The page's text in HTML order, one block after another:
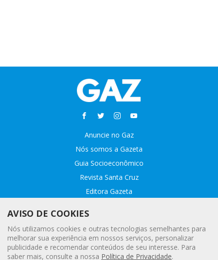
Anuncie no Gaz
Nós somos a Gazeta
Guia Socioeconômico
Revista Santa Cruz
Editora Gazeta
Fale conosco
Webmail
Assinatura Premiada
AVISO DE COOKIES
Nós utilizamos cookies e outras tecnologias semelhantes para
melhorar sua experiência em nossos serviços, personalizar
publicidade e recomendar conteúdos de seu interesse. Para
saber mais, consulte a nossa Política de Privacidade.